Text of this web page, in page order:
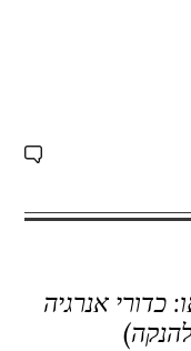
אנרגיה